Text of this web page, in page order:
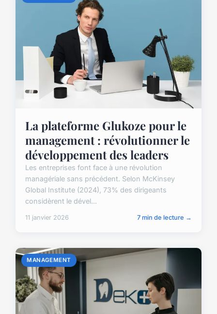
La plateforme Glukoze pour le
management : révolutionner le
développement des leaders
Les entreprises font face à une révolution
managériale sans précédent. Selon McKinsey
Global Institute (2024), 73% des dirigeants
considèrent le dével...
11 janvier 2026 7 min de lecture →
MANAGEMENT